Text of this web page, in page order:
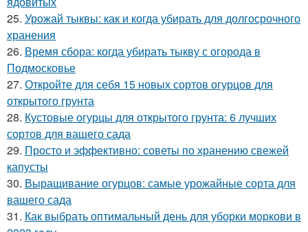
25. Урожай тыквы: как и когда убирать для долгосрочного
хранения
26. Время сбора: когда убирать тыкву с огорода в
Подмосковье
27. Откройте для себя 15 новых сортов огурцов для
открытого грунта
28. Кустовые огурцы для открытого грунта: 6 лучших
сортов для вашего сада
29. Просто и эффективно: советы по хранению свежей
капусты
30. Выращивание огурцов: самые урожайные сорта для
вашего сада
31. Как выбрать оптимальный день для уборки моркови в